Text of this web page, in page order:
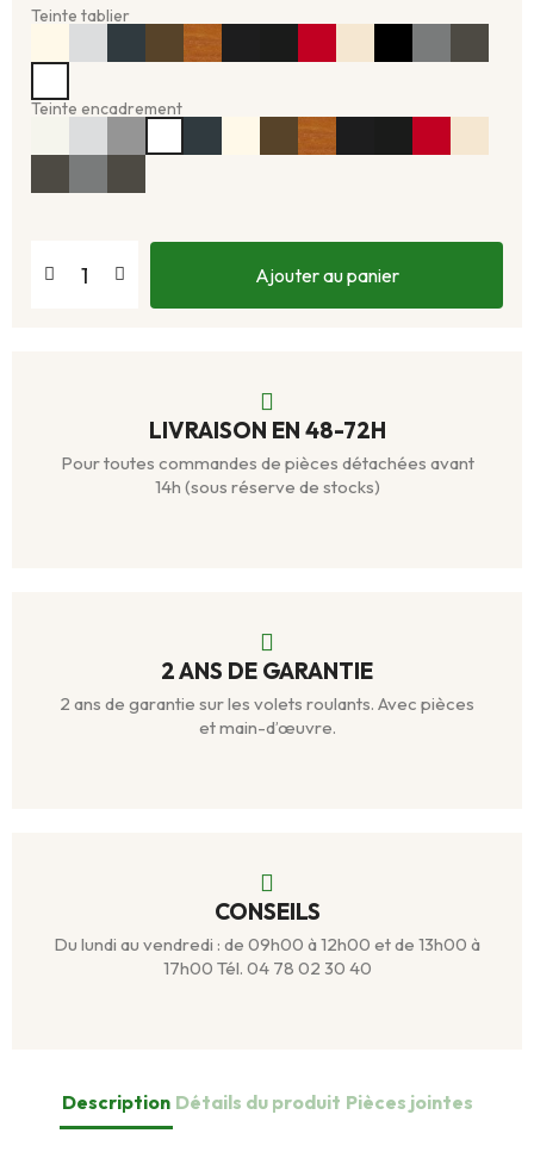
Teinte tablier
Teinte encadrement
Ajouter au panier
LIVRAISON EN 48-72H
Pour toutes commandes de pièces détachées avant
14h (sous réserve de stocks)
2 ANS DE GARANTIE
2 ans de garantie sur les volets roulants. Avec pièces
et main-d’œuvre.
CONSEILS
Du lundi au vendredi : de 09h00 à 12h00 et de 13h00 à
17h00 Tél. 04 78 02 30 40
Description Détails du produit Pièces jointes